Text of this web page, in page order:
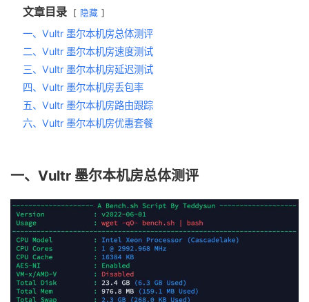
文章目录 隐藏
一、Vultr 墨尔本机房总体测评
二、Vultr 墨尔本机房速度测试
三、Vultr 墨尔本机房延迟测试
四、Vultr 墨尔本机房丢包率
五、Vultr 墨尔本机房路由跟踪
六、Vultr 墨尔本机房优惠套餐
一、Vultr 墨尔本机房总体测评